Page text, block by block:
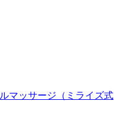
マッサージ（ミライズ式